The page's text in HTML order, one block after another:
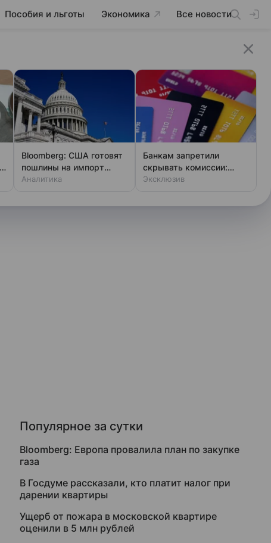
Пособия и льготы Экономика Все новости
Популярное за сутки
Bloomberg: Европа провалила план по закупке
газа
В Госдуме рассказали, кто платит налог при
дарении квартиры
Ущерб от пожара в московской квартире
оценили в 5 млн рублей
Bloomberg: США готовят
пошлины на импорт
поликремния
Аналитика
Банкам запретили
скрывать комиссии:
закон вступает в силу
Эксклюзив